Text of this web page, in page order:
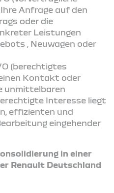
Anfrage auf den
oder die
Leistungen
, Neuwagen oder
(berechtigtes
Kontakt oder
unmittelbaren
Interesse liegt
effizienten und
eingehender
in einer
Renault Deutschland